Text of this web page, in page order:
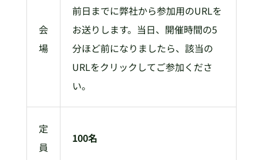
会
場
前日までに弊社から参加用のURLを
お送りします。当日、開催時間の5
分ほど前になりましたら、該当の
URLをクリックしてご参加くださ
い。
定
員
100名